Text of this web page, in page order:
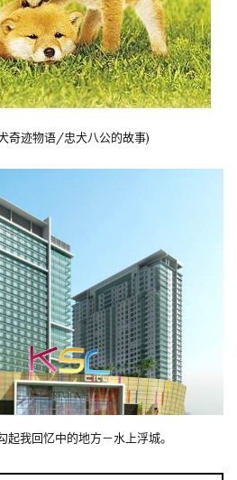
奇迹物语/忠犬八公的故事)
我回忆中的地方－水上浮城。